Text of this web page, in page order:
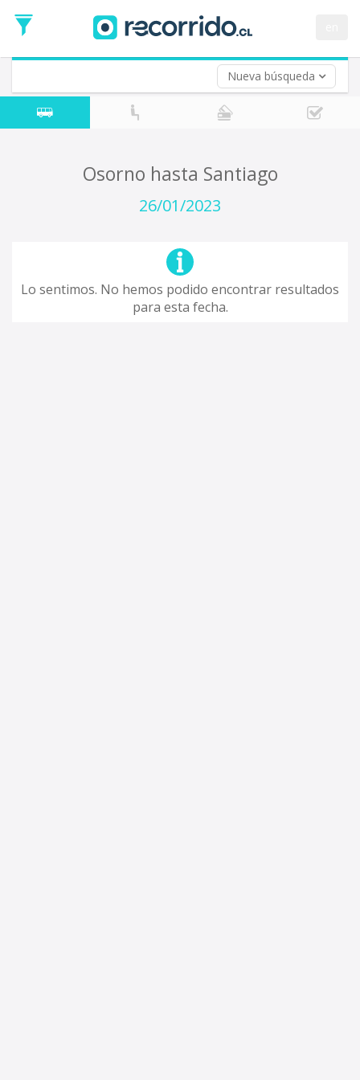
Nueva búsqueda
de
Ida
Vuelta (opcional)
Fecha
de
Osorno hasta Santiago
26/01/2023
Lo sentimos. No hemos podido encontrar resultados
para esta fecha.